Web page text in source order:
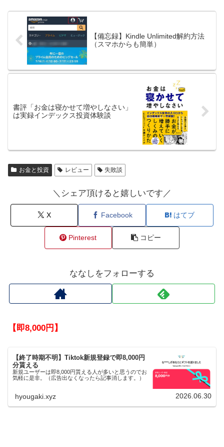
【備忘録】Kindle Unlimited解約方法
（スマホからも簡単）
書評「お金は寝かせて増やしなさい」
は実録インデックス投資体験談
お金と投資 レビュー 失敗談
＼シェア頂けると嬉しいです／
X Facebook はてブ
Pinterest コピー
ななしをフォローする
【即8,000円】
【終了時期不明】Tiktok新規登録で即8,000円
分貰える
新規ユーザーは即8,000円貰える人が多いと思うのでお
気軽に是非。（広告出なくなったら記事消します。）
hyougaki.xyz 2026.06.30